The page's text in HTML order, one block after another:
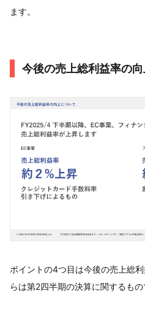
ます。
今後の売上総利益率の
ポイントの4つ目は今後の売上総
らは第2四半期の決算に関するも